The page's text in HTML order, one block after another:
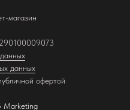
магазин
данных
офертой
Marketing